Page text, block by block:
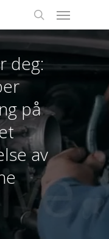
search
Menu
deg:
på
av